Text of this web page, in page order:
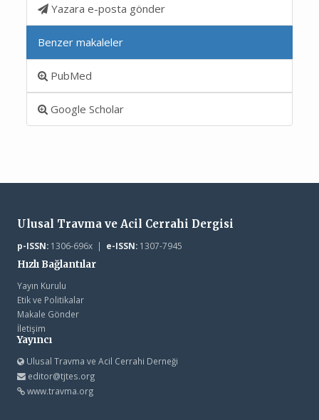
Yazara e-posta gönder
Benzer makaleler
PubMed
Google Scholar
Ulusal Travma ve Acil Cerrahi Dergisi
p-ISSN:1306-696x | e-ISSN:1307-7945
Hızlı Bağlantılar
Yayın Kurulu
Etik ve Politikalar
Makale Gönder
İletişim
Yayıncı
Ulusal Travma ve Acil Cerrahi Derneği
editor@tjtes.org
www.travma.org